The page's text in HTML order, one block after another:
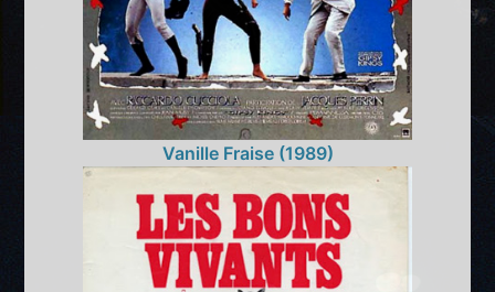
Vanille Fraise (1989)